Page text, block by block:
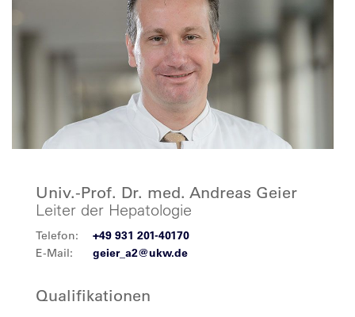
Univ.-Prof. Dr. med. Andreas Geier
Leiter der Hepatologie
Telefon:
+49 931 201-40170
E-Mail:
geier_a2@ukw.de
Qualifikationen